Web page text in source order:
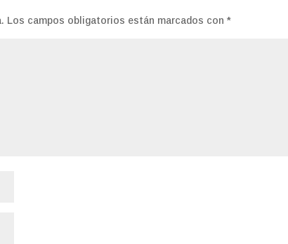
Los campos obligatorios están marcados con*